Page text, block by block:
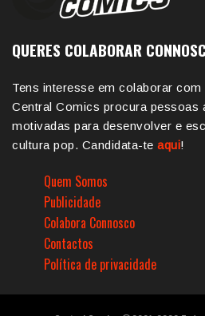
QUERES COLABORAR
Tens interesse em colaborar
Central Comics procura pessoas
motivadas para desenvolver e
cultura pop. Candidata-te aqui!
Quem Somos
Publicidade
Colabora Connosco
Contactos
Política de privacidade